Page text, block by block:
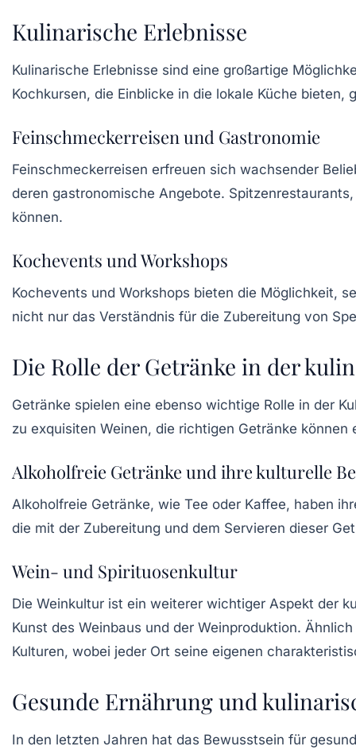
Kulinarische Erlebnisse
Kulinarische Erlebnisse sind eine großartige
Kochkursen, die Einblicke in die lokale Küche
Feinschmeckerreisen und Gastronomie
Feinschmeckerreisen erfreuen sich wachsender
deren gastronomische Angebote.
können.
Kochevents und Workshops
Kochevents und Workshops bieten die Möglichkeit,
nicht nur das Verständnis für die Zubereitung von
Die Rolle der Getränke in der
Getränke spielen eine ebenso wichtige Rolle in der
zu exquisiten Weinen, die richtigen Getränke können
Alkoholfreie Getränke und ihre kulturelle
Alkoholfreie Getränke, wie Tee oder Kaffee, haben
die mit der Zubereitung und dem Servieren dieser
Wein- und Spirituosenkultur
Die Weinkultur ist ein weiterer wichtiger Aspekt der
Kunst des Weinbaus und der Weinproduktion.
Kulturen, wobei jeder Ort seine eigenen
Gesunde Ernährung und
In den letzten Jahren hat das Bewusstsein für